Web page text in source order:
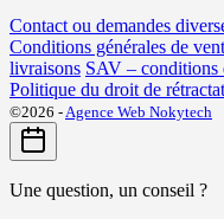
Contact ou demandes
Conditions générales de
livraisons SAV – conditions
Politique du droit de
©2026 -Agence Web Nokytech
Une question, un conseil ?